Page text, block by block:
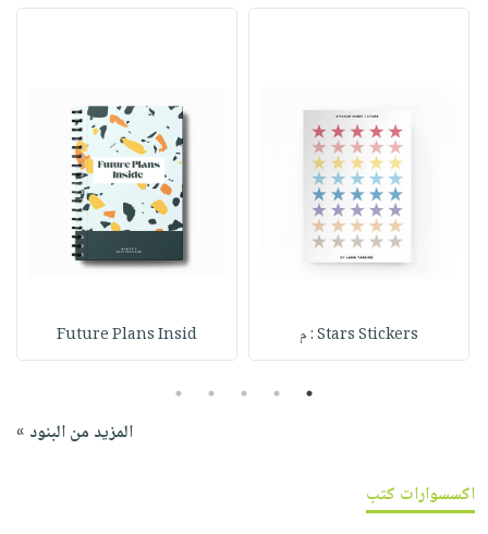
Stars Stickers : م Future Plans Insid
1
2
3
4
5
المزيد من البنود »
اكسسوارات كتب